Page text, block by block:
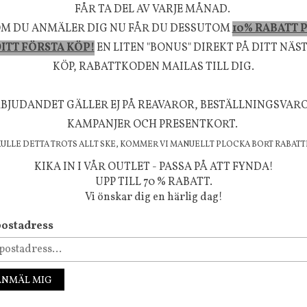
upplevelse och välbefinnande för dig
naturen och dess färgpalett erbjuder vi
ökar trivsel i ditt hem och ger det lilla extra
välmående!
FÖLJ OSS PÅ INSTAGRAM @JBHOME
FÅR TA DEL AV VARJE MÅNAD.
DU ANMÄLER DIG NU FÅR DU DESSUTOM10% RABATT
FÖRSTA KÖP!EN LITEN "BONUS" DIREKT PÅ DITT
KÖP, RABATTKODEN MAILAS TILL DIG.
GÄLLER EJ PÅ REAVAROR,
KAMPANJER OCH PRESENTKORT.
DETTA TROTS ALLT SKE, KOMMER VI MANUELLT PLOCKA BORT
KIKA IN I VÅR OUTLET - PASSA PÅ ATT FYNDA!
UPP TILL 70 % RABATT.
Vi önskar dig en härlig dag!
MIG